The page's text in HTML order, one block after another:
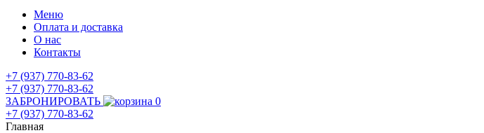
Меню
Оплата и доставка
О нас
Контакты
+7 (937) 770-83-62
+7 (937) 770-83-62
ЗАБРОНИРОВАТЬ
0
+7 (937) 770-83-62
Главная